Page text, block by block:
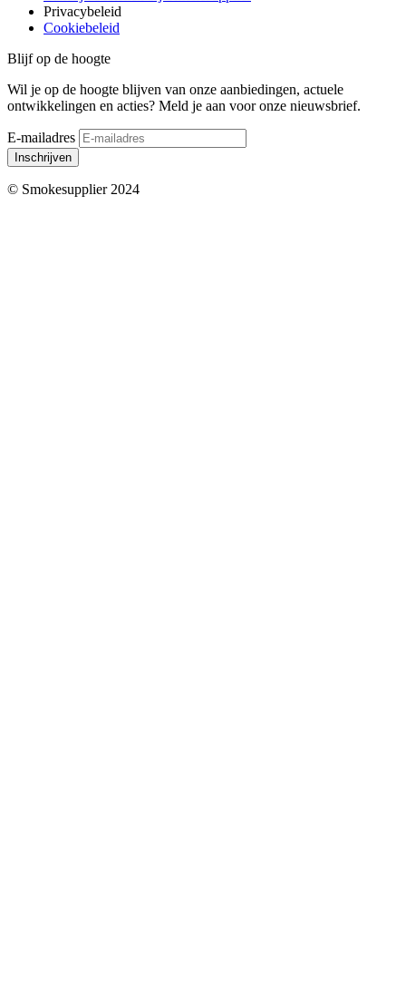
Privacybeleid
Cookiebeleid
Blijf op de hoogte
Wil je op de hoogte blijven van onze aanbiedingen, actuele
ontwikkelingen en acties? Meld je aan voor onze nieuwsbrief.
E-mailadres
Inschrijven
© Smokesupplier 2024